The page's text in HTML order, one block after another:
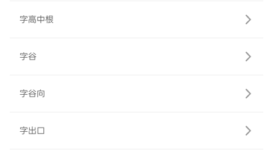
字高中根
字谷
字谷向
字出口